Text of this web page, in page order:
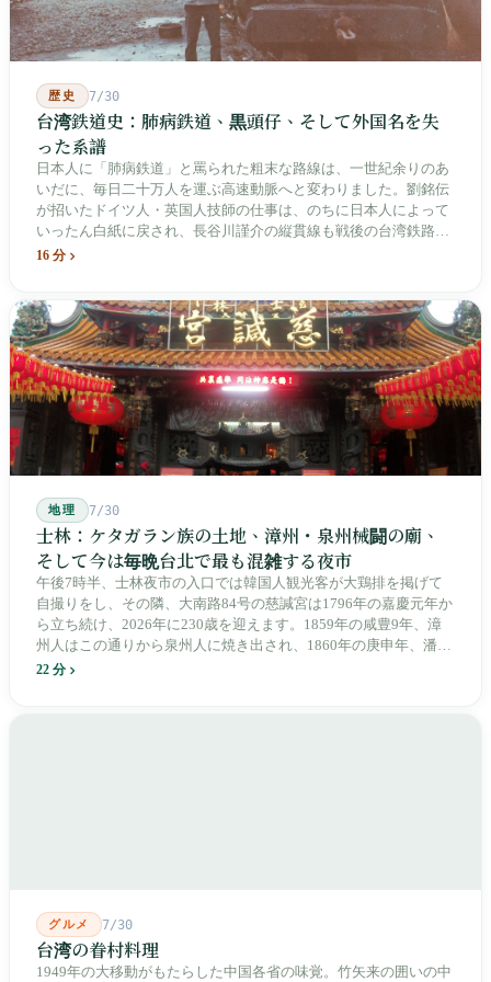
歴史 7/30
台湾鉄道史：肺病鉄道、黒頭仔、そして外国名を失
った系譜
日本人に「肺病鉄道」と罵られた粗末な路線は、一世紀余りのあ
いだに、毎日二十万人を運ぶ高速動脈へと変わりました。劉銘伝
が招いたドイツ人・英国人技師の仕事は、のちに日本人によって
いったん白紙に戻され、長谷川謹介の縦貫線も戦後の台湾鉄路に
よって改名・改番されました。どの世代も前の世代の記録を脚注
治スローガン、そしてようやくプユマ・タロコの世代になって、
先住民族の地名が再びレールの上に敷き戻されたのです。
16 分
地理 7/30
士林：ケタガラン族の土地、漳州・泉州械闘の廟、
そして今は毎晩台北で最も混雑する夜市
午後7時半、士林夜市の入口では韓国人観光客が大鶏排を掲げて
自撮りをし、その隣、大南路84号の慈諴宮は1796年の嘉慶元年か
ら立ち続け、2026年に230歳を迎えます。1859年の咸豊9年、漳
州人はこの通りから泉州人に焼き出され、1860年の庚申年、潘永
清は下樹林に大東路・大南路・大西路・大北路という四本の整然
22 分
グルメ 7/30
台湾の眷村料理
1949年の大移動がもたらした中国各省の味覚。竹矢来の囲いの中